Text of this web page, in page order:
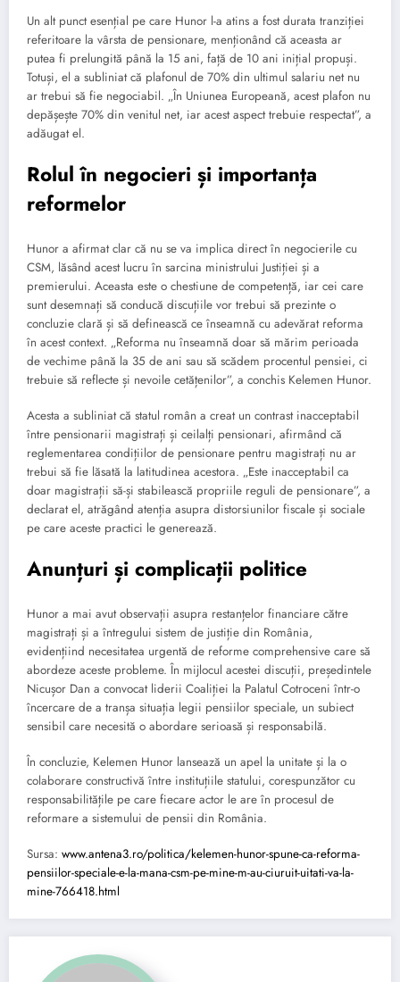
Un alt punct esențial pe care Hunor l-a atins a fost durata tranziției
referitoare la vârsta de pensionare, menționând că aceasta ar
putea fi prelungită până la 15 ani, față de 10 ani inițial propuși.
Totuși, el a subliniat că plafonul de 70% din ultimul salariu net nu
ar trebui să fie negociabil. „În Uniunea Europeană, acest plafon nu
depășește 70% din venitul net, iar acest aspect trebuie respectat”, a
adăugat el.
Rolul în negocieri și importanța
reformelor
Hunor a afirmat clar că nu se va implica direct în negocierile cu
CSM, lăsând acest lucru în sarcina ministrului Justiției și a
premierului. Aceasta este o chestiune de competență, iar cei care
sunt desemnați să conducă discuțiile vor trebui să prezinte o
concluzie clară și să definească ce înseamnă cu adevărat reforma
în acest context. „Reforma nu înseamnă doar să mărim perioada
de vechime până la 35 de ani sau să scădem procentul pensiei, ci
trebuie să reflecte și nevoile cetățenilor”, a conchis Kelemen Hunor.
Acesta a subliniat că statul român a creat un contrast inacceptabil
între pensionarii magistrați și ceilalți pensionari, afirmând că
reglementarea condițiilor de pensionare pentru magistrați nu ar
trebui să fie lăsată la latitudinea acestora. „Este inacceptabil ca
doar magistrații să-și stabilească propriile reguli de pensionare”, a
declarat el, atrăgând atenția asupra distorsiunilor fiscale și sociale
pe care aceste practici le generează.
Anunțuri și complicații politice
Hunor a mai avut observații asupra restanțelor financiare către
magistrați și a întregului sistem de justiție din România,
evidențiind necesitatea urgentă de reforme comprehensive care să
abordeze aceste probleme. În mijlocul acestei discuții, președintele
Nicușor Dan a convocat liderii Coaliției la Palatul Cotroceni într-o
încercare de a tranșa situația legii pensiilor speciale, un subiect
sensibil care necesită o abordare serioasă și responsabilă.
În concluzie, Kelemen Hunor lansează un apel la unitate și la o
colaborare constructivă între instituțiile statului, corespunzător cu
responsabilitățile pe care fiecare actor le are în procesul de
reformare a sistemului de pensii din România.
Sursa: www.antena3.ro/politica/kelemen-hunor-spune-ca-reforma-
pensiilor-speciale-e-la-mana-csm-pe-mine-m-au-ciuruit-uitati-va-la-
mine-766418.html